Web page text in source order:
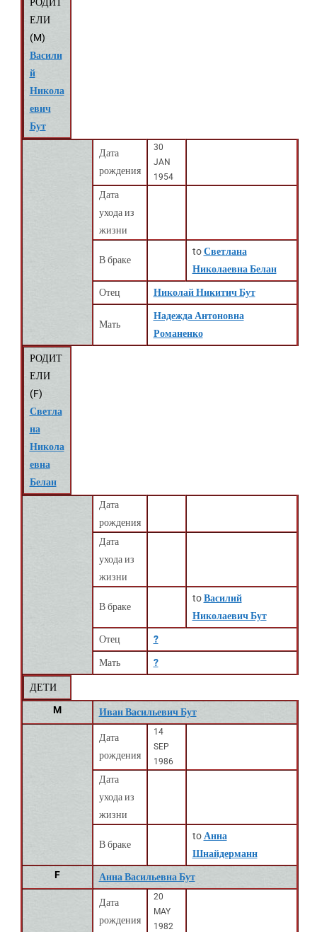
ЕЛИ
(M)
Васили
й
Никола
евич
Бут
Дата
рождения
30
JAN
1954
Дата
ухода из
жизни
В браке
toСветлана
Николаевна Белан
Отец Николай Никитич Бут
Мать
Надежда Антоновна
Романенко
РОДИТ
ЕЛИ
(F)
Светла
на
Никола
евна
Белан
Дата
рождения
Дата
ухода из
жизни
В браке
toВасилий
Николаевич Бут
Отец ?
Мать ?
ДЕТИ
M
Иван Васильевич Бут
Дата
рождения
14
SEP
1986
Дата
ухода из
жизни
В браке
to Анна
Шнайдерманн
F
Анна Васильевна Бут
Дата
рождения
20
MAY
1982